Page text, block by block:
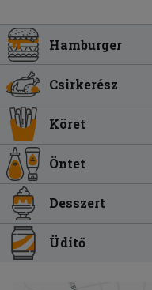
Hamburger
Csirkerész
Köret
Öntet
Desszert
Üdítő